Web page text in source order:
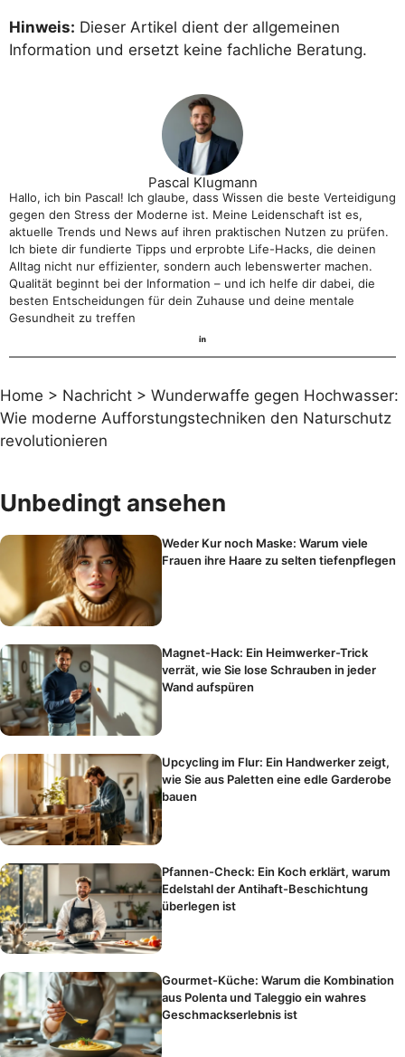
Hinweis: Dieser Artikel dient der allgemeinen
Information und ersetzt keine fachliche Beratung.
Pascal Klugmann
Hallo, ich bin Pascal! Ich glaube, dass Wissen die beste Verteidigung
gegen den Stress der Moderne ist. Meine Leidenschaft ist es,
aktuelle Trends und News auf ihren praktischen Nutzen zu prüfen.
Ich biete dir fundierte Tipps und erprobte Life-Hacks, die deinen
Alltag nicht nur effizienter, sondern auch lebenswerter machen.
Qualität beginnt bei der Information – und ich helfe dir dabei, die
besten Entscheidungen für dein Zuhause und deine mentale
Gesundheit zu treffen
Home > Nachricht > Wunderwaffe gegen Hochwasser:
Wie moderne Aufforstungstechniken den Naturschutz
revolutionieren
Unbedingt ansehen
Weder Kur noch Maske: Warum viele
Frauen ihre Haare zu selten tiefenpflegen
Magnet-Hack: Ein Heimwerker-Trick
verrät, wie Sie lose Schrauben in jeder
Wand aufspüren
Upcycling im Flur: Ein Handwerker zeigt,
wie Sie aus Paletten eine edle Garderobe
bauen
Pfannen-Check: Ein Koch erklärt, warum
Edelstahl der Antihaft-Beschichtung
überlegen ist
Gourmet-Küche: Warum die Kombination
aus Polenta und Taleggio ein wahres
Geschmackserlebnis ist